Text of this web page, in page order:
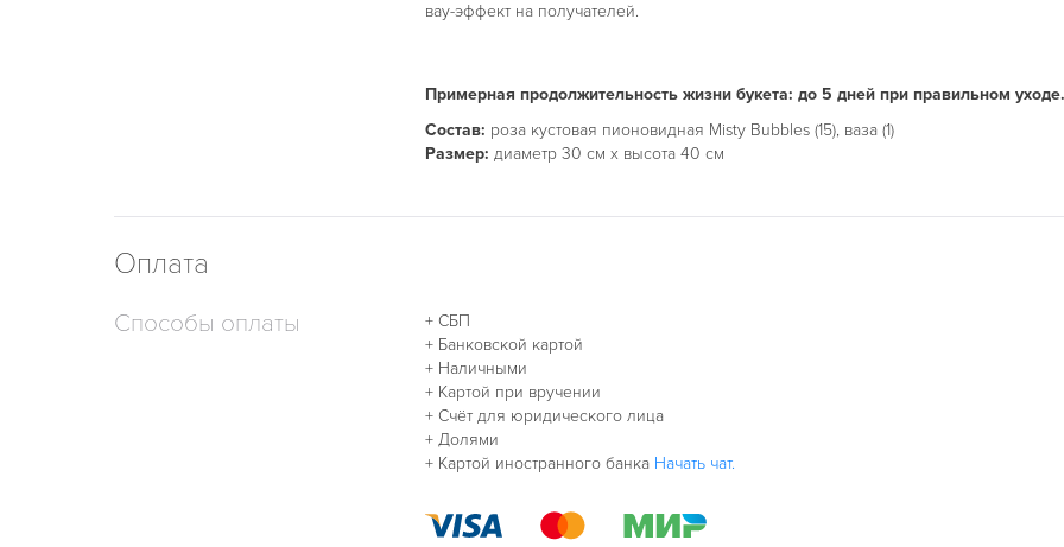
вау-эффект на получателей.
Примерная продолжительность жизни букета: до 5 дней при правильном уходе.
Состав: роза кустовая пионовидная Misty Bubbles (15), ваза (1)
Размер: диаметр 30 см х высота 40 см
Оплата
Способы оплаты
+ СБП
+ Банковской картой
+ Наличными
+ Картой при вручении
+ Счёт для юридического лица
+ Долями
+ Картой иностранного банка Начать чат.